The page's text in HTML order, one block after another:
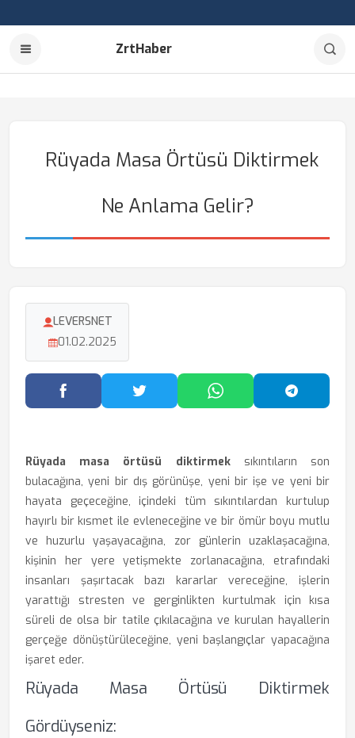
ZrtHaber
Rüyada Masa Örtüsü Diktirmek
Ne Anlama Gelir?
LEVERSNET
01.02.2025
Facebook'ta PaylaşTwitter'da PaylaşWhatsApp'ta Paylaş
Rüyada masa örtüsü diktirmeksıkıntıların son
bulacağına, yeni bir dış görünüşe, yeni bir işe ve yeni bir
hayata geçeceğine, içindeki tüm sıkıntılardan kurtulup
hayırlı bir kısmet ile evleneceğine ve bir ömür boyu mutlu
ve huzurlu yaşayacağına, zor günlerin uzaklaşacağına,
kişinin her yere yetişmekte zorlanacağına, etrafındaki
insanları şaşırtacak bazı kararlar vereceğine, işlerin
yarattığı stresten ve gerginlikten kurtulmak için kısa
süreli de olsa bir tatile çıkılacağına ve kurulan hayallerin
gerçeğe dönüştürüleceğine, yeni başlangıçlar yapacağına
işaret eder.
Rüyada Masa Örtüsü Diktirmek
Gördüyseniz: